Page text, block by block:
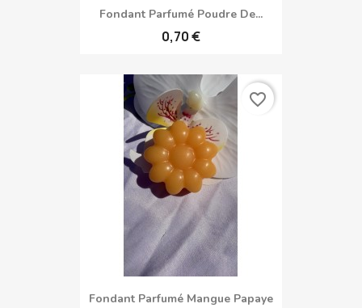
Fondant Parfumé Poudre De...
0,70 €
Fondant Parfumé Mangue Papaye
favorite_border